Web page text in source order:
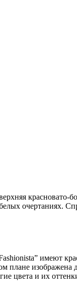
красновато-
очертаниях.
имеют
плане
цвета и их